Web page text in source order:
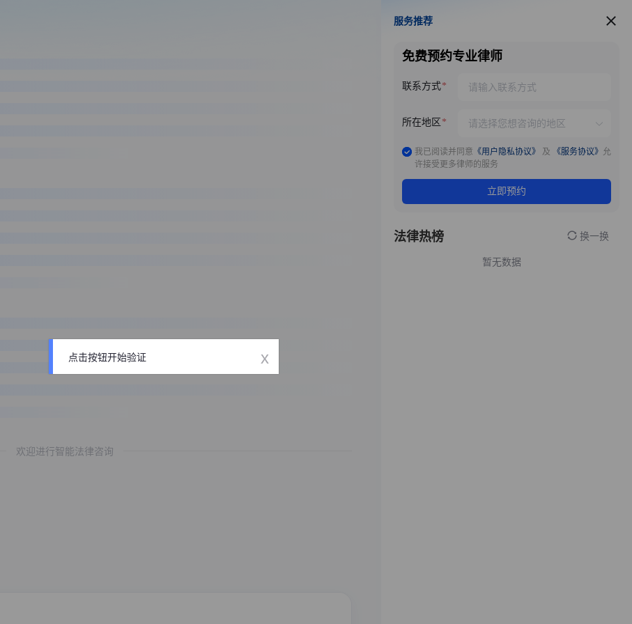
欢迎进行智能法律咨询
服务推荐
服务推荐
免费预约专业律师
联系方式
所在地区
我已阅读并同意 《用户隐私协议》 及 《服务协议》 允
许接受更多律师的服务
立即预约
法律热榜 换一换
暂无数据
点击按钮开始验证 x